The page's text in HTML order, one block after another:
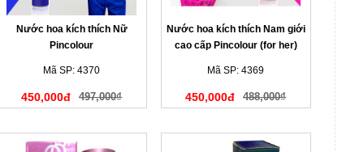
Nước hoa kích thích Nữ
Pincolour
Mã SP: 4370
450,000đ 497,000₫
Nước hoa kích thích Nam giới
cao cấp Pincolour (for her)
Mã SP: 4369
450,000đ 488,000₫